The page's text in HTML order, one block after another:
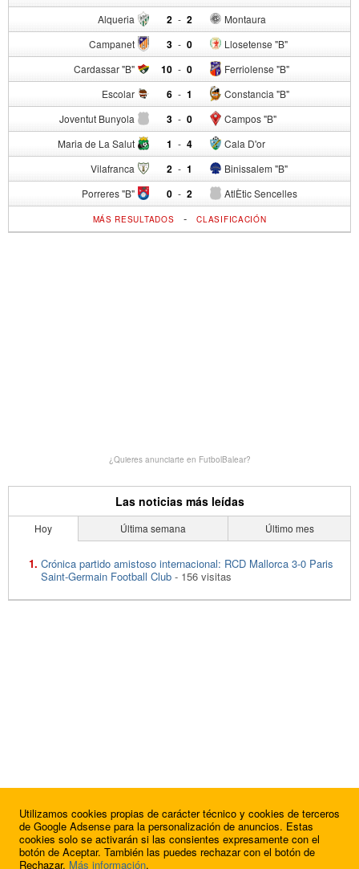
Alqueria 2 - Montaura
2
Campanet 3 - Llosetense "B"
0
Cardassar "B" 10 - Ferriolense "B"
0
Escolar 6 - Constancia "B"
1
Joventut Bunyola 3 - Campos "B"
0
Maria de La Salut 1 - Cala D'or
4
Vilafranca 2 - Binissalem "B"
1
Porreres "B" 0 - AtlÈtic Sencelles
2
MÁS RESULTADOS -CLASIFICACIÓN
¿Quieres anunciarte en FutbolBalear?
Las noticias más leídas
Hoy Última semana Último mes
Crónica partido amistoso internacional: RCD Mallorca 3-0 Paris
Saint-Germain Football Club - 156 visitas
Utilizamos cookies propias de carácter técnico y cookies de terceros
de Google Adsense para la personalización de anuncios. Estas
cookies solo se activarán si las consientes expresamente con el
botón de Aceptar. También las puedes rechazar con el botón de
Rechazar. Más información.